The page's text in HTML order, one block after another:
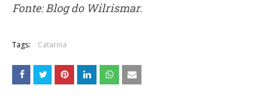
Fonte: Blog do Wilrismar.
Tags: Catarina